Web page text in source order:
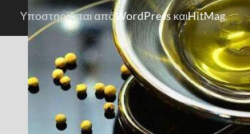
Υποστηρίζεται απόWordPressκαιHitMag.